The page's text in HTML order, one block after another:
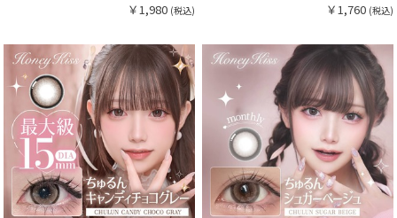
￥1,980 (税込)
￥1,760 (税込)